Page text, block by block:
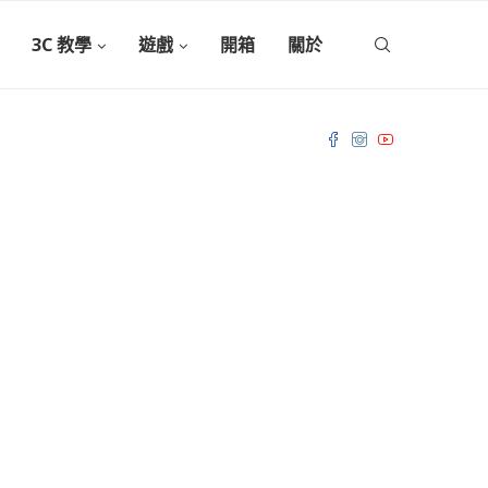
3C 教學 遊戲 開箱 關於